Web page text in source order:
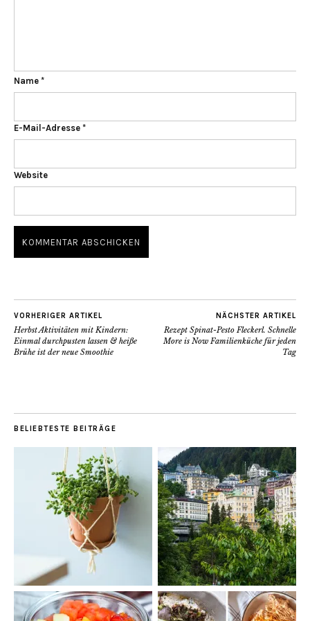
Name *
E-Mail-Adresse *
Website
VORHERIGER ARTIKEL
Herbst Aktivitäten mit Kindern:
Einmal durchpusten lassen & heiße
Brühe ist der neue Smoothie
NÄCHSTER ARTIKEL
Rezept Spinat-Pesto Fleckerl. Schnelle
More is Now Familienküche für jeden
Tag
BELIEBTESTE BEITRÄGE